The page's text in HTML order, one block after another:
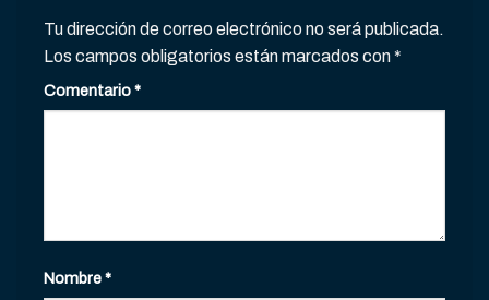
Tu dirección de correo electrónico no será publicada.
Los campos obligatorios están marcados con*
Comentario*
Nombre*